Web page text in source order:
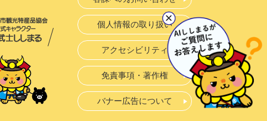
個人情報の取り扱い
アクセシビリティ
免責事項・著作権
バナー広告について